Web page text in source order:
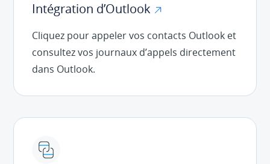
Intégration d’Outlook
Cliquez pour appeler vos contacts Outlook et
consultez vos journaux d’appels directement
dans Outlook.